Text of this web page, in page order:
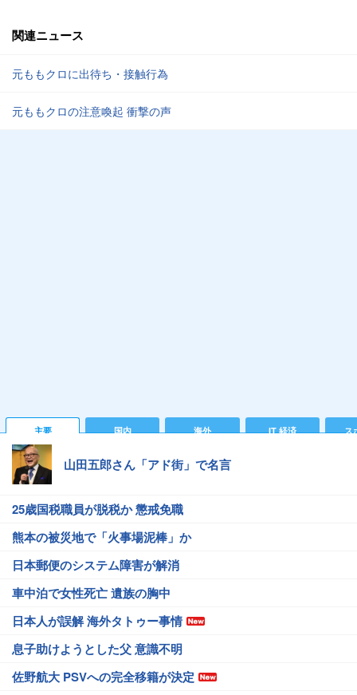
関連ニュース
元ももクロに出待ち・接触行為
元ももクロの注意喚起 衝撃の声
主要 国内 海外 IT 経済 ス
山田五郎さん「アド街」で名言
25歳国税職員が脱税か 懲戒免職
熊本の被災地で「火事場泥棒」か
日本郵便のシステム障害が解消
車中泊で女性死亡 遺族の胸中
日本人が誤解 海外タトゥー事情
息子助けようとした父 意識不明
佐野航大 PSVへの完全移籍が決定